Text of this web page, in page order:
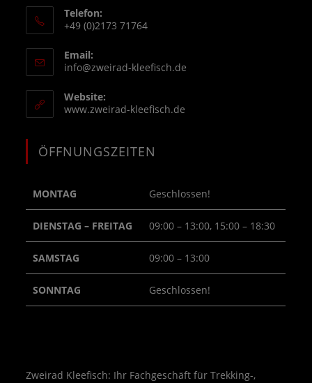
Telefon:
+49 (0)2173 71764
Email:
info@zweirad-kleefisch.de
Website:
www.zweirad-kleefisch.de
ÖFFNUNGSZEITEN
MONTAG Geschlossen!
DIENSTAG – FREITAG 09:00 – 13:00, 15:00 – 18:30
SAMSTAG 09:00 – 13:00
SONNTAG Geschlossen!
Zweirad Kleefisch: Ihr Fachgeschäft für Trekking-,